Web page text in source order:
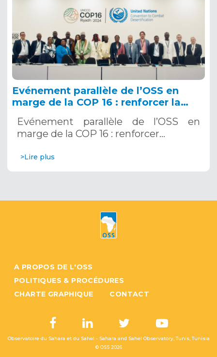
Evénement parallèle de l’OSS en
marge de la COP 16 : renforcer la
Systèmes d’Alerte Précoce
Multirisques. 12 décembre 2024
Evénement parallèle de l’OSS en
marge de la COP 16 : renforcer…
>Lire plus
A PROPOS DE L'OSS
POLITIQUES & PROCÉDURES
CHARTE GRAPHIQUE
CONTACT
Observatoire du Sahara et du Sahel - Sahara and Sahel Observatory, Tunis, Tunisia
© OSS 2026